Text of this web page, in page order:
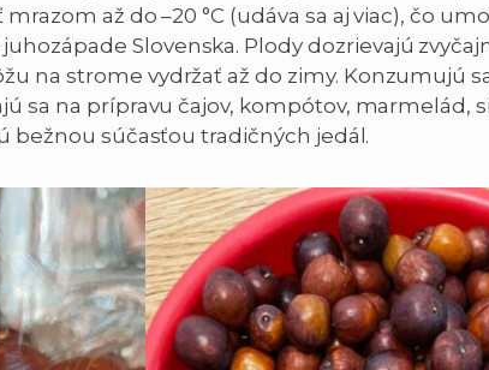
až do –20 °C (udáva sa aj viac), čo
Slovenska. Plody dozrievajú
na strome vydržať až do zimy. Konzumujú
sa na prípravu čajov, kompótov, marmelád,
bežnou súčasťou tradičných jedál.